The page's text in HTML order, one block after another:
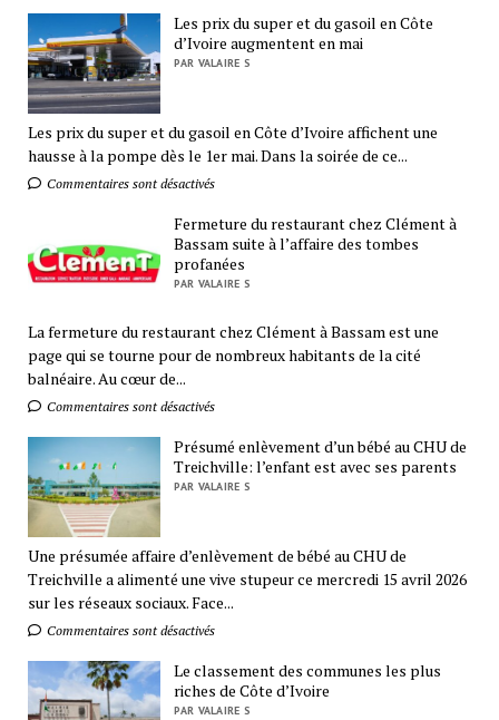
Les prix du super et du gasoil en Côte
d’Ivoire augmentent en mai
PAR VALAIRE S
Les prix du super et du gasoil en Côte d’Ivoire affichent une
hausse à la pompe dès le 1er mai. Dans la soirée de ce...
Commentaires sont désactivés
Fermeture du restaurant chez Clément à
Bassam suite à l’affaire des tombes
profanées
PAR VALAIRE S
La fermeture du restaurant chez Clément à Bassam est une
page qui se tourne pour de nombreux habitants de la cité
balnéaire. Au cœur de...
Commentaires sont désactivés
Présumé enlèvement d’un bébé au CHU de
Treichville: l’enfant est avec ses parents
PAR VALAIRE S
Une présumée affaire d’enlèvement de bébé au CHU de
Treichville a alimenté une vive stupeur ce mercredi 15 avril 2026
sur les réseaux sociaux. Face...
Commentaires sont désactivés
Le classement des communes les plus
riches de Côte d’Ivoire
PAR VALAIRE S